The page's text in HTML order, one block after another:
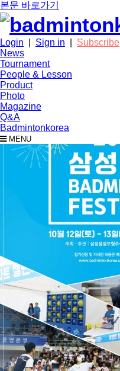
본문 바로가기
Login Sign in
Subscribe
News
Tournament
People & Lesson
Product
Photo
Magazine
Q&A
Badmintonkorea
MENU